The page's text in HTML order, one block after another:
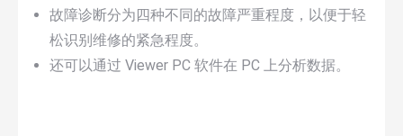
故障诊断分为四种不同的故障严重程度，以便于轻
松识别维修的紧急程度。
还可以通过 Viewer PC 软件在 PC 上分析数据。